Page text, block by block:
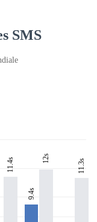
SMS
11.4s
9.4s
12s 11.3s